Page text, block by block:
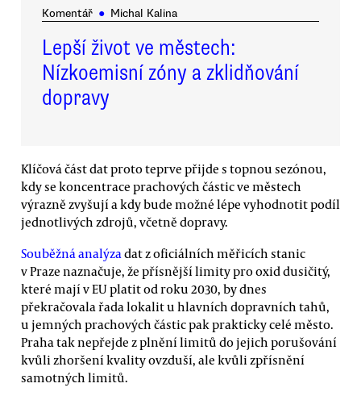
Komentář ● Michal Kalina
Lepší život ve městech:
Nízkoemisní zóny a zklidňování
dopravy
Klíčová část dat proto teprve přijde s topnou sezónou,
kdy se koncentrace prachových částic ve městech
výrazně zvyšují a kdy bude možné lépe vyhodnotit podíl
jednotlivých zdrojů, včetně dopravy.
Souběžná analýzadat z oficiálních měřicích stanic
v Praze naznačuje, že přísnější limity pro oxid dusičitý,
které mají v EU platit od roku 2030, by dnes
překračovala řada lokalit u hlavních dopravních tahů,
u jemných prachových částic pak prakticky celé město.
Praha tak nepřejde z plnění limitů do jejich porušování
kvůli zhoršení kvality ovzduší, ale kvůli zpřísnění
samotných limitů.